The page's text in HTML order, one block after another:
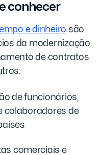
conhecer
e dinheiro são
da modernização
de contratos
de funcionários,
colaboradores de
comerciais e